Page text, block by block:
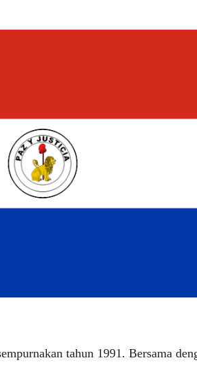
tahun 1991. Bersama